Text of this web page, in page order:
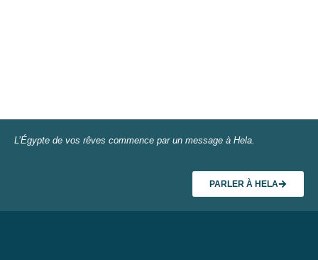
L’Égypte de vos rêves commence par un message à Hela.
PARLER À HELA